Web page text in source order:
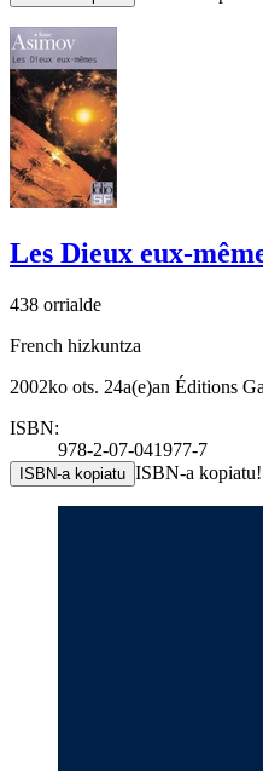
Les Dieux eux-
438 orrialde
French hizkuntza
2002ko ots. 24a(e)an Éditions
ISBN:
978-2-07-041977-7
ISBN-a kopiatu ISBN-a kopiatu!